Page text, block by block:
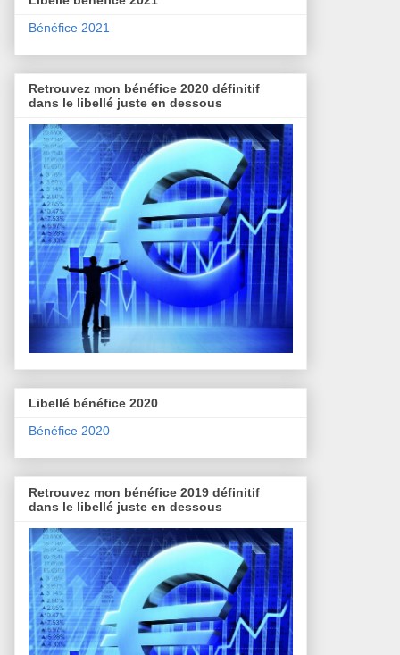
Bénéfice 2021
Retrouvez mon bénéfice 2020 définitif
dans le libellé juste en dessous
Libellé bénéfice 2020
Bénéfice 2020
Retrouvez mon bénéfice 2019 définitif
dans le libellé juste en dessous